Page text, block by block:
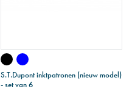
S.T.Dupont inktpatronen (nieuw model)
- set van 6